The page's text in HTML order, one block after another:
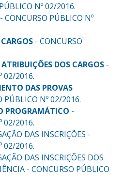
Nº 02/2016.
PÚBLICO Nº
- CONCURSO
DOS CARGOS -
02/2016.
DAS PROVAS
PÚBLICO Nº 02/2016.
PROGRAMÁTICO -
02/2016.
DAS INSCRIÇÕES -
02/2016.
DAS INSCRIÇÕES DOS
- CONCURSO PÚBLICO